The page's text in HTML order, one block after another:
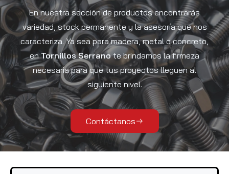
En nuestra sección de productos encontrarás
variedad, stock permanente y la asesoría que nos
caracteriza. Ya sea para madera, metal o concreto,
enTornillos Serranote brindamos la firmeza
necesaria para que tus proyectos lleguen al
siguiente nivel.
Contáctanos